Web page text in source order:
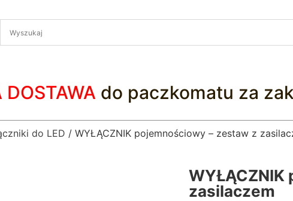
DOSTAWA do paczkomatu za
do LED / WYŁĄCZNIK pojemnościowy – zestaw z
WYŁĄCZNIK
zasilaczem